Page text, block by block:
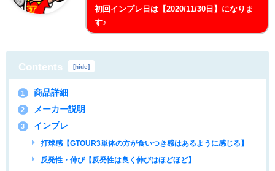
初回インプレ日は【2020/11/30日】になりま
す♪
Contents [hide]
1 商品詳細
2 メーカー説明
3 インプレ
打球感【GTOUR3単体の方が食いつき感はあるように感じる】
反発性・伸び【反発性は良く伸びはほどほど】